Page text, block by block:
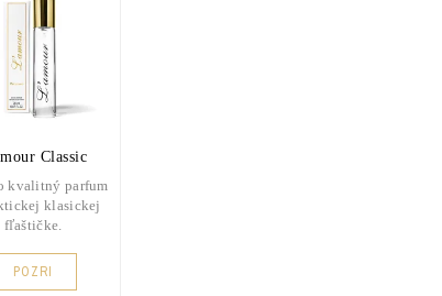
Classic
kvalitný parfum
klasickej
fľaštičke.
POZRI